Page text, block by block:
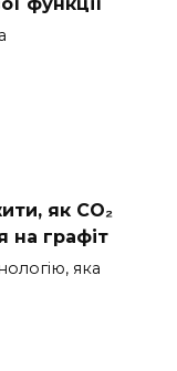
як CO₂
на графіт
яка